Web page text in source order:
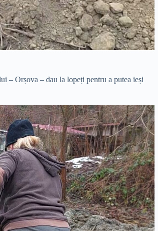
– Orșova – dau la lopeți pentru a putea ieși